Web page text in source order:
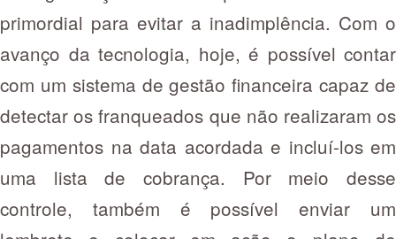
primordial para evitar a inadimplência. Com o
avanço da tecnologia, hoje, é possível contar
com um sistema de gestão financeira capaz de
detectar os franqueados que não realizaram os
pagamentos na data acordada e incluí-los em
uma lista de cobrança. Por meio desse
controle, também é possível enviar um